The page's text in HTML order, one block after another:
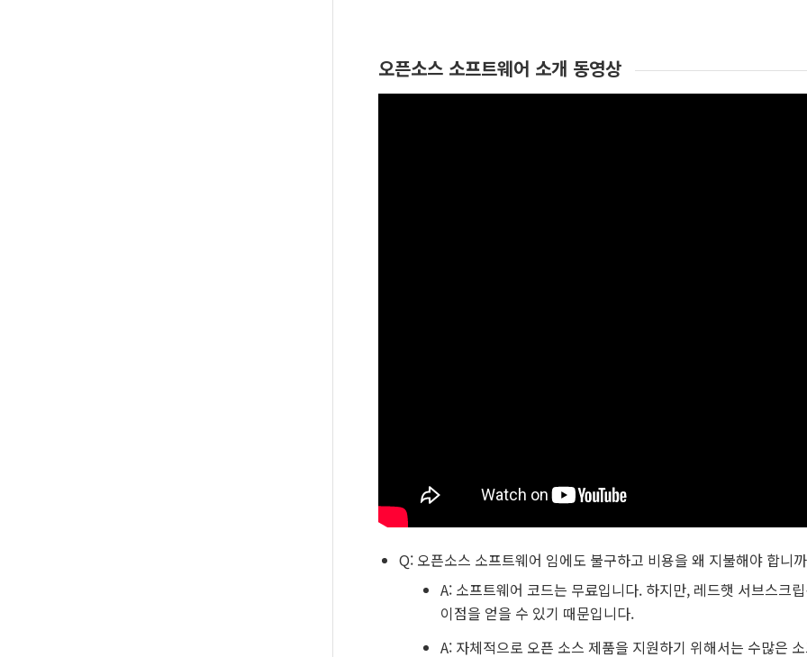
오픈소스 소프트웨어 소개 동영상
Q: 오픈소스 소프트웨어 임에도 불구하고 비용을 왜 지불해야 합니
A: 소프트웨어 코드는 무료입니다. 하지만, 레드햇 서브스크
이점을 얻을 수 있기 때문입니다.
A: 자체적으로 오픈 소스 제품을 지원하기 위해서는 수많은